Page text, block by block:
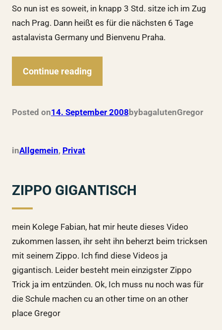
So nun ist es soweit, in knapp 3 Std. sitze ich im Zug
nach Prag. Dann heißt es für die nächsten 6 Tage
astalavista Germany und Bienvenu Praha.
Continue reading
Posted on14. September 2008 bybagalutenGregor
inAllgemein, Privat
ZIPPO GIGANTISCH
mein Kolege Fabian, hat mir heute dieses Video
zukommen lassen, ihr seht ihn beherzt beim tricksen
mit seinem Zippo. Ich find diese Videos ja
gigantisch. Leider besteht mein einzigster Zippo
Trick ja im entzünden. Ok, Ich muss nu noch was für
die Schule machen cu an other time on an other
place Gregor